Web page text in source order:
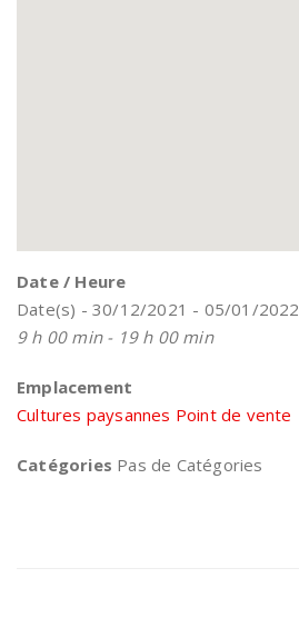
Date / Heure
Date(s) - 30/12/2021 - 05/01/2022
9 h 00 min - 19 h 00 min
Emplacement
Cultures paysannes Point de vente
Catégories Pas de Catégories